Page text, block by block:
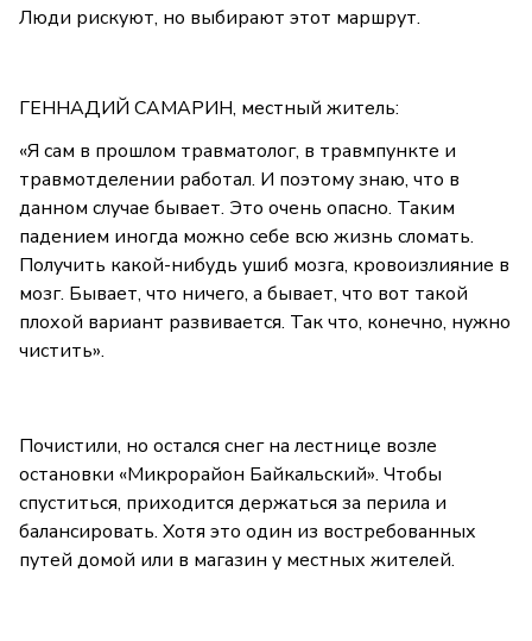
Люди рискуют, но выбирают этот маршрут.
ГЕННАДИЙ САМАРИН, местный житель:
«Я сам в прошлом травматолог, в травмпункте и
травмотделении работал. И поэтому знаю, что в
данном случае бывает. Это очень опасно. Таким
падением иногда можно себе всю жизнь сломать.
Получить какой-нибудь ушиб мозга, кровоизлияние в
мозг. Бывает, что ничего, а бывает, что вот такой
плохой вариант развивается. Так что, конечно, нужно
чистить».
Почистили, но остался снег на лестнице возле
остановки «Микрорайон Байкальский». Чтобы
спуститься, приходится держаться за перила и
балансировать. Хотя это один из востребованных
путей домой или в магазин у местных жителей.